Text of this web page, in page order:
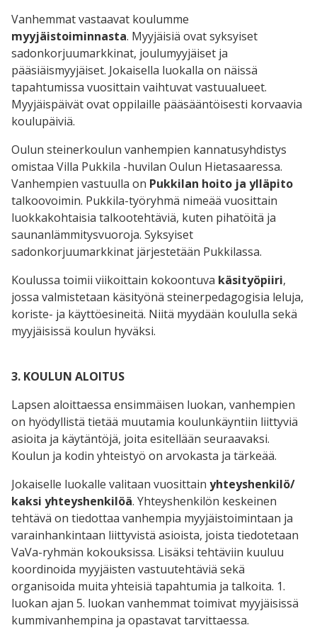
Vanhemmat vastaavat koulumme
myyjäistoiminnasta. Myyjäisiä ovat syksyiset
sadonkorjuumarkkinat, joulumyyjäiset ja
pääsiäismyyjäiset. Jokaisella luokalla on näissä
tapahtumissa vuosittain vaihtuvat vastuualueet.
Myyjäispäivät ovat oppilaille pääsääntöisesti korvaavia
koulupäiviä.
Oulun steinerkoulun vanhempien kannatusyhdistys
omistaa Villa Pukkila -huvilan Oulun Hietasaaressa.
Vanhempien vastuulla on Pukkilan hoito ja ylläpito
talkoovoimin. Pukkila-työryhmä nimeää vuosittain
luokkakohtaisia talkootehtäviä, kuten pihatöitä ja
saunanlämmitysvuoroja. Syksyiset
sadonkorjuumarkkinat järjestetään Pukkilassa.
Koulussa toimii viikoittain kokoontuva käsityöpiiri,
jossa valmistetaan käsityönä steinerpedagogisia leluja,
koriste- ja käyttöesineitä. Niitä myydään koululla sekä
myyjäisissä koulun hyväksi.
3. KOULUN ALOITUS
Lapsen aloittaessa ensimmäisen luokan, vanhempien
on hyödyllistä tietää muutamia koulunkäyntiin liittyviä
asioita ja käytäntöjä, joita esitellään seuraavaksi.
Koulun ja kodin yhteistyö on arvokasta ja tärkeää.
Jokaiselle luokalle valitaan vuosittain yhteyshenkilö/
kaksi yhteyshenkilöä. Yhteyshenkilön keskeinen
tehtävä on tiedottaa vanhempia myyjäistoimintaan ja
varainhankintaan liittyvistä asioista, joista tiedotetaan
VaVa-ryhmän kokouksissa. Lisäksi tehtäviin kuuluu
koordinoida myyjäisten vastuutehtäviä sekä
organisoida muita yhteisiä tapahtumia ja talkoita. 1.
luokan ajan 5. luokan vanhemmat toimivat myyjäisissä
kummivanhempina ja opastavat tarvittaessa.